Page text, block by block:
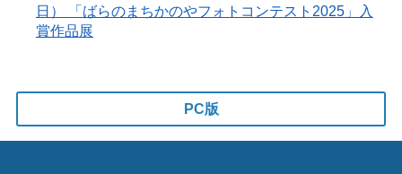
日） 「ばらのまちかのやフォトコンテスト2025」入
賞作品展
PC版